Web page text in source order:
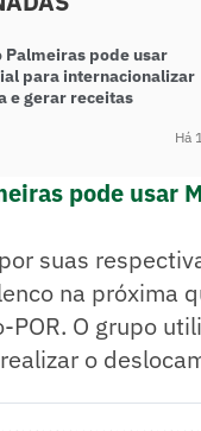
Palmeiras pode usar
para internacionalizar
e gerar receitas
Há
pode usar
suas
na próxima
POR. O grupo
o